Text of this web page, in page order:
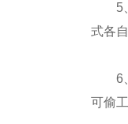
5、
式各
6、
可偷